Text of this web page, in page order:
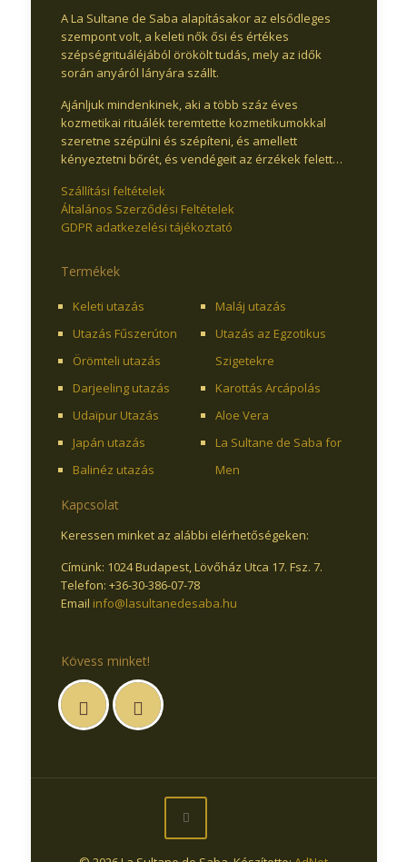
A La Sultane de Saba alapításakor az elsődleges
szempont volt, a keleti nők ősi és értékes
szépségrituáléjából örökölt tudás, mely az idők
során anyáról lányára szállt.
Ajánljuk mindenkinek, aki a több száz éves
kozmetikai rituálék teremtette kozmetikumokkal
szeretne szépülni és szépíteni, és amellett
kényeztetni bőrét, és vendégeit az érzékek felett…
Szállítási feltételek
Általános Szerződési Feltételek
GDPR adatkezelési tájékoztató
Termékek
Keleti utazás
Utazás Fűszerúton
Örömteli utazás
Darjeeling utazás
Udaïpur Utazás
Japán utazás
Balinéz utazás
Maláj utazás
Utazás az Egzotikus
Szigetekre
Karottás Arcápolás
Aloe Vera
La Sultane de Saba for
Men
Kapcsolat
Keressen minket az alábbi elérhetőségeken:
Címünk: 1024 Budapest, Lövőház Utca 17. Fsz. 7.
Telefon: +36-30-386-07-78
Email info@lasultanedesaba.hu
Kövess minket!